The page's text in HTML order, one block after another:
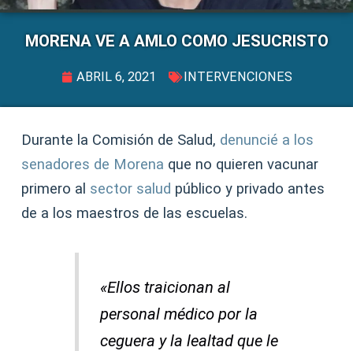
MORENA VE A AMLO COMO JESUCRISTO
ABRIL 6, 2021 INTERVENCIONES
Durante la Comisión de Salud, denuncié a los
senadores de Morena que no quieren vacunar
primero al sector salud público y privado antes
de a los maestros de las escuelas.
«Ellos traicionan al
personal médico por la
ceguera y la lealtad que le